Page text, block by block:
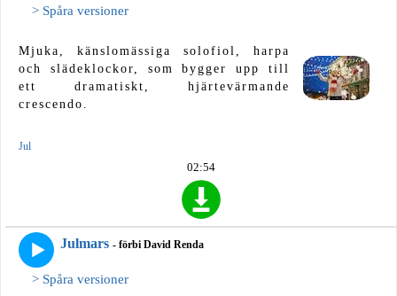
> Spåra versioner
Mjuka, känslomässiga solofiol, harpa
och slädeklockor, som bygger upp till
ett dramatiskt, hjärtevärmande
crescendo.
Jul
02:54
Julmars - förbi David Renda
> Spåra versioner